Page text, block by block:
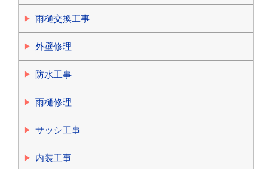
雨樋交換工事
外壁修理
防水工事
雨樋修理
サッシ工事
内装工事